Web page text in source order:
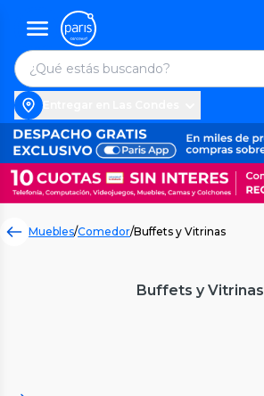
Muebles/Comedor/Buffets y Vitrinas
Buffets y Vitrinas